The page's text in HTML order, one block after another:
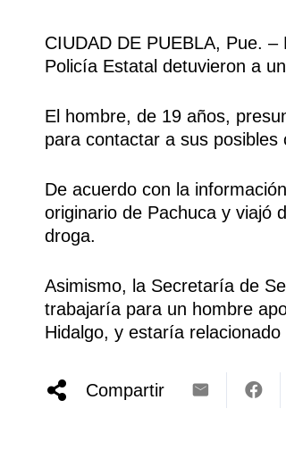
CIUDAD DE PUEBLA, Pue.
Policía Estatal detuvieron a
El hombre, de 19 años,
para contactar a sus posibles
De acuerdo con la
originario de Pachuca y viajó
droga.
Asimismo, la Secretaría de
trabajaría para un hombre
Hidalgo, y estaría
Compartir